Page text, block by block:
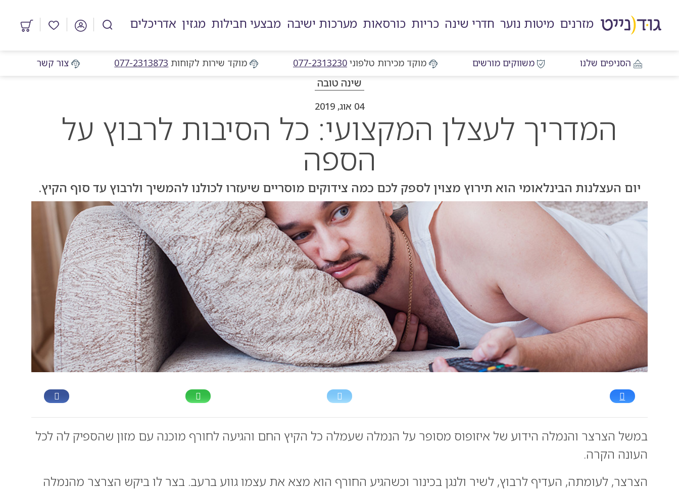
לאזור
לרכיב
חיפוש
לתפריט
ראשי
לתחתית
העמוד
מזרנים מיטות נוער חדרי שינה כריות כורסאות מערכות ישיבה מבצעי חבילות מגזין אדריכלים
מוצרים
הסניפים שלנו משווקים מורשים מוקד מכירות טלפוני מוקד מכירות טלפוני
077-2313230 מוקד שירות לקוחות מוקד שירות לקוחות
077-2313873 צור קשר
שינה טובה
04 אוג, 2019
המדריך לעצלן המקצועי: כל הסיבות לרבוץ על
הספה
יום העצלנות הבינלאומי הוא תירוץ מצוין לספק לכם כמה צידוקים מוסריים שיעזרו לכולנו להמשיך ולרבוץ עד סוף הקיץ.
במשל הצרצר והנמלה הידוע של איזופוס מסופר על הנמלה שעמלה כל הקיץ החם והגיעה לחורף מוכנה עם מזון שהספיק לה לכל
העונה הקרה.
הצרצר, לעומתה, העדיף לרבוץ, לשיר ולנגן בכינור וכשהגיע החורף הוא מצא את עצמו גווע ברעב. בצר לו ביקש הצרצר מהנמלה